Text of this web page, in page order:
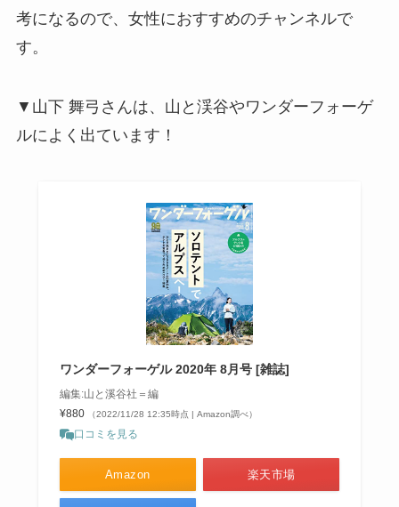
考になるので、女性におすすめのチャンネルで
す。
▼山下 舞弓さんは、山と渓谷やワンダーフォーゲ
ルによく出ています！
ワンダーフォーゲル 2020年 8月号 [雑誌]
編集:山と溪谷社＝編
¥880
（2022/11/28 12:35時点 | Amazon調べ）
口コミを見る
Amazon 楽天市場